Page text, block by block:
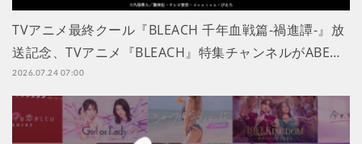
TVアニメ最終クール『BLEACH 千年血戦篇-禍進譚-』放
送記念、TVアニメ『BLEACH』特集チャンネルがABE…
2026.07.24 07:00